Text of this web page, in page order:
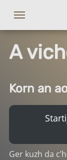
A
Korn an
Ger kuzh da